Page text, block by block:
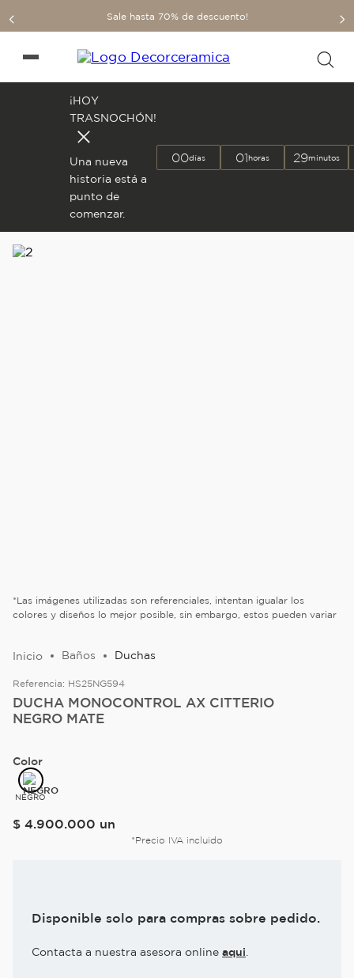
Sale hasta 70% de descuento!
¡HOY
TRASNOCHÓN!
Una nueva
historia está a
punto de
comenzar.
00días 01horas 29minutos
*Las imágenes utilizadas son referenciales, intentan igualar los
colores y diseños lo mejor posible, sin embargo, estos pueden variar
Baños Duchas
Referencia: HS25NG594
DUCHA MONOCONTROL AX CITTERIO
NEGRO MATE
Color
NEGRO
$ 4.900.000 un
*Precio IVA incluido
Disponible solo para compras sobre pedido.
Contacta a nuestra asesora online aqui